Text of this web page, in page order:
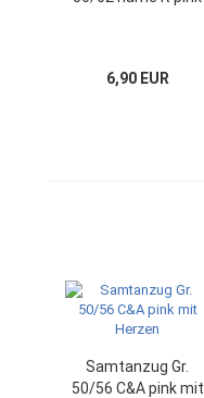
6,90 EUR
Samtanzug Gr.
50/56 C&A pink mit